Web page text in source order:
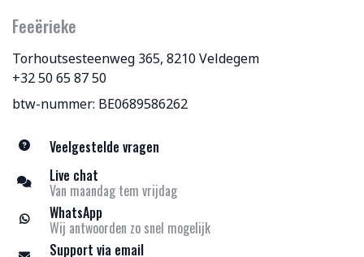
Feeërieke
Torhoutsesteenweg 365, 8210 Veldegem
+32 50 65 87 50
btw-nummer: BE0689586262
Veelgestelde vragen
Live chat
Van maandag tem vrijdag
WhatsApp
Wij antwoorden zo snel mogelijk
Support via email